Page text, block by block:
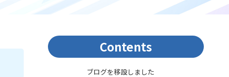
Contents
ブログを移設しました